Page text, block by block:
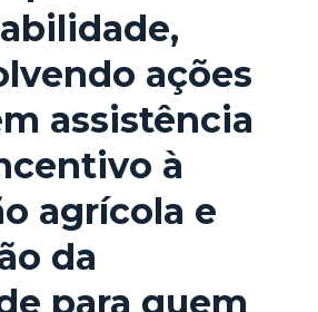
ações
assistência
à
agrícola e
da
para quem